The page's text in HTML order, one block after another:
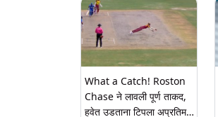
What a Catch! Roston
Chase ने लावली पूर्ण ताकद,
हवेत उडताना टिपला अप्रतिम